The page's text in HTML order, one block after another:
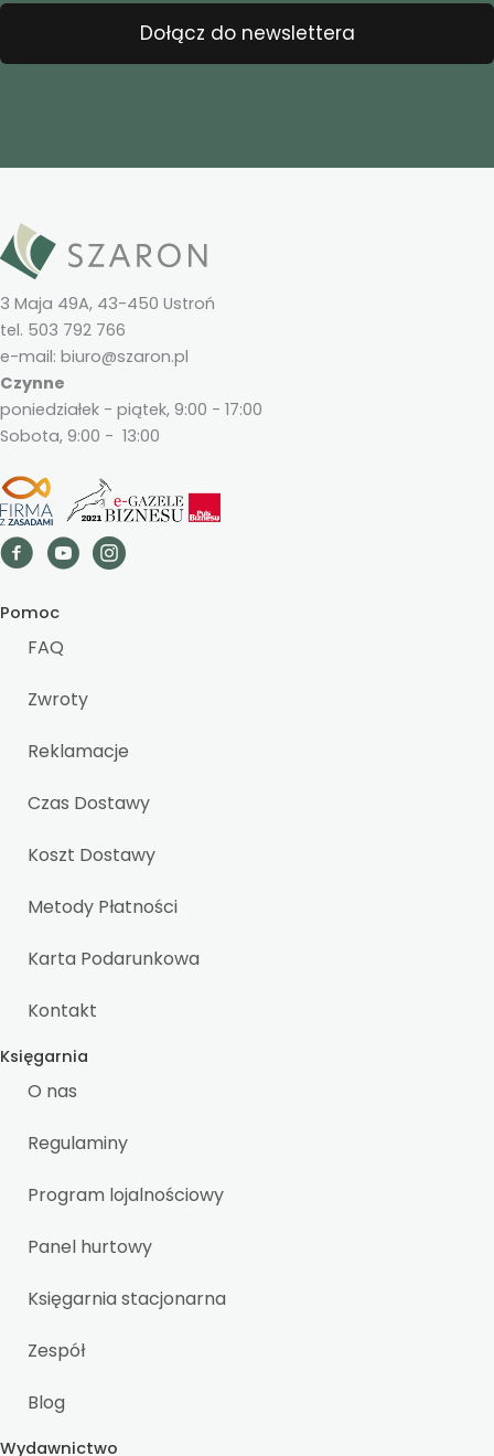
Dołącz do newslettera
3 Maja 49A, 43-450 Ustroń
tel. 503 792 766
e-mail: biuro@szaron.pl
Czynne
poniedziałek - piątek, 9:00 - 17:00
Sobota, 9:00 - 13:00
Pomoc
FAQ
Zwroty
Reklamacje
Czas Dostawy
Koszt Dostawy
Metody Płatności
Karta Podarunkowa
Kontakt
Księgarnia
O nas
Regulaminy
Program lojalnościowy
Panel hurtowy
Księgarnia stacjonarna
Zespół
Blog
Wydawnictwo